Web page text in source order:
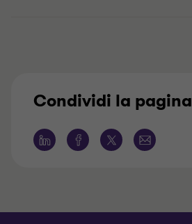
Condividi la pagina